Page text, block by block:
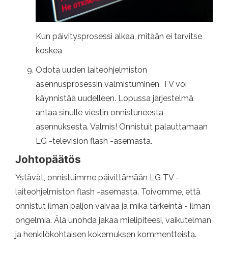
Kun päivitysprosessi alkaa, mitään ei tarvitse
koskea
Odota uuden laiteohjelmiston
asennusprosessin valmistuminen. TV voi
käynnistää uudelleen. Lopussa järjestelmä
antaa sinulle viestin onnistuneesta
asennuksesta. Valmis! Onnistuit palauttamaan
LG -television flash -asemasta.
Johtopäätös
Ystävät, onnistuimme päivittämään LG TV -
laiteohjelmiston flash -asemasta. Toivomme, että
onnistut ilman paljon vaivaa ja mikä tärkeintä - ilman
ongelmia. Älä unohda jakaa mielipiteesi, vaikutelman
ja henkilökohtaisen kokemuksen kommentteista.